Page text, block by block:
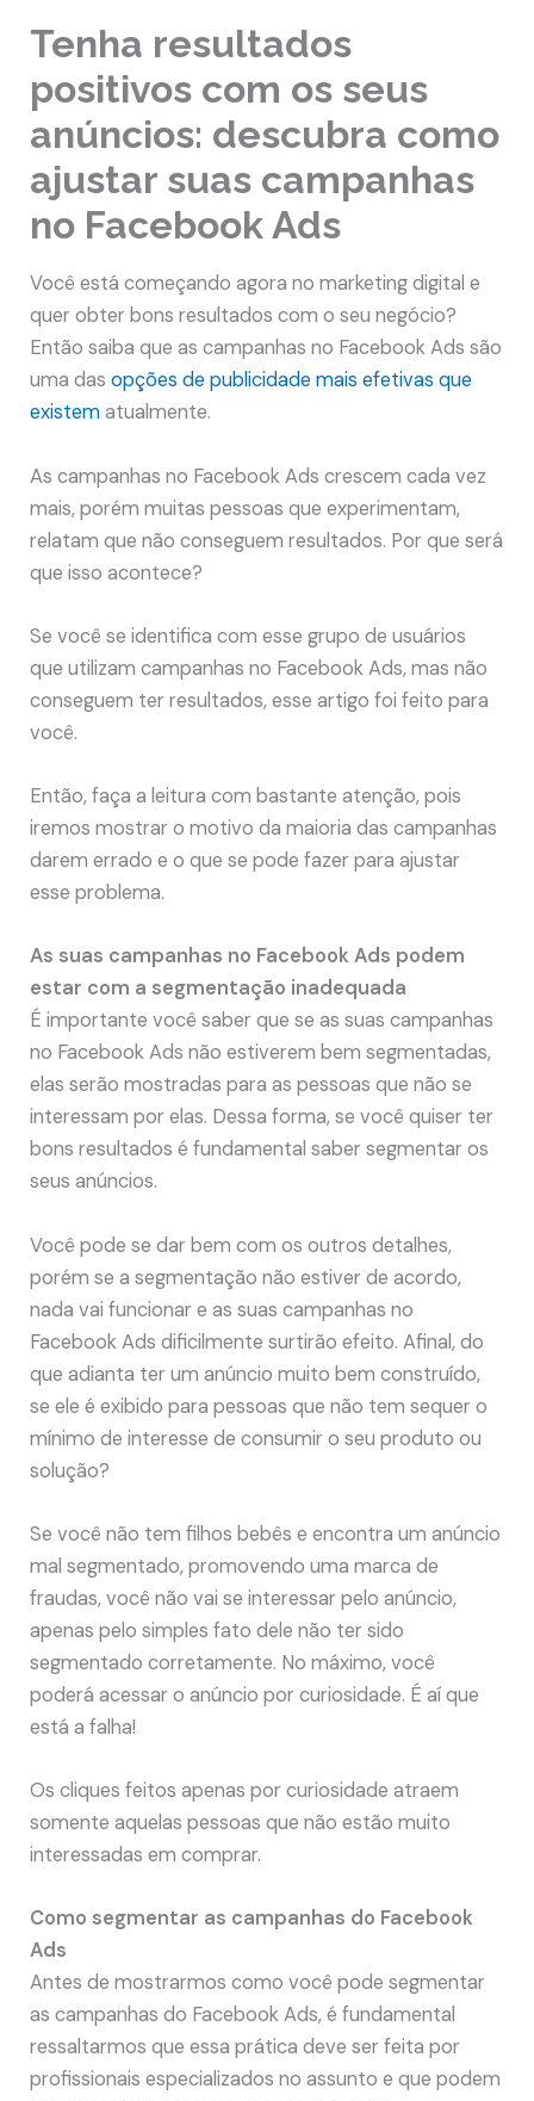
Tenha resultados
positivos com os seus
anúncios: descubra como
ajustar suas campanhas
no Facebook Ads
Você está começando agora no marketing digital e
quer obter bons resultados com o seu negócio?
Então saiba que as campanhas no Facebook Ads são
uma dasopções de publicidade mais efetivas que
existematualmente.
As campanhas no Facebook Ads crescem cada vez
mais, porém muitas pessoas que experimentam,
relatam que não conseguem resultados. Por que será
que isso acontece?
Se você se identifica com esse grupo de usuários
que utilizam campanhas no Facebook Ads, mas não
conseguem ter resultados, esse artigo foi feito para
você.
Então, faça a leitura com bastante atenção, pois
iremos mostrar o motivo da maioria das campanhas
darem errado e o que se pode fazer para ajustar
esse problema.
As suas campanhas no Facebook Ads podem
estar com a segmentação inadequada
É importante você saber que se as suas campanhas
no Facebook Ads não estiverem bem segmentadas,
elas serão mostradas para as pessoas que não se
interessam por elas. Dessa forma, se você quiser ter
bons resultados é fundamental saber segmentar os
seus anúncios.
Você pode se dar bem com os outros detalhes,
porém se a segmentação não estiver de acordo,
nada vai funcionar e as suas campanhas no
Facebook Ads dificilmente surtirão efeito. Afinal, do
que adianta ter um anúncio muito bem construído,
se ele é exibido para pessoas que não tem sequer o
mínimo de interesse de consumir o seu produto ou
solução?
Se você não tem filhos bebês e encontra um anúncio
mal segmentado, promovendo uma marca de
fraudas, você não vai se interessar pelo anúncio,
apenas pelo simples fato dele não ter sido
segmentado corretamente. No máximo, você
poderá acessar o anúncio por curiosidade. É aí que
está a falha!
Os cliques feitos apenas por curiosidade atraem
somente aquelas pessoas que não estão muito
interessadas em comprar.
Como segmentar as campanhas do Facebook
Ads
Antes de mostrarmos como você pode segmentar
as campanhas do Facebook Ads, é fundamental
ressaltarmos que essa prática deve ser feita por
profissionais especializados no assunto e que podem